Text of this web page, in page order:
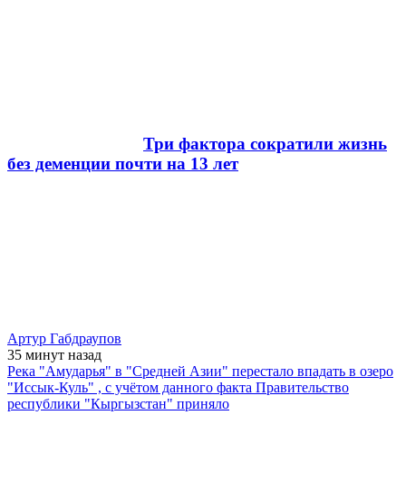
Три фактора сократили жизнь
без деменции почти на 13 лет
Артур Габдраупов
35 минут назад
Река "Амударья" в "Средней Азии" перестало впадать в озеро
"Иссык-Куль" , с учётом данного факта Правительство
республики "Кыргызстан" приняло